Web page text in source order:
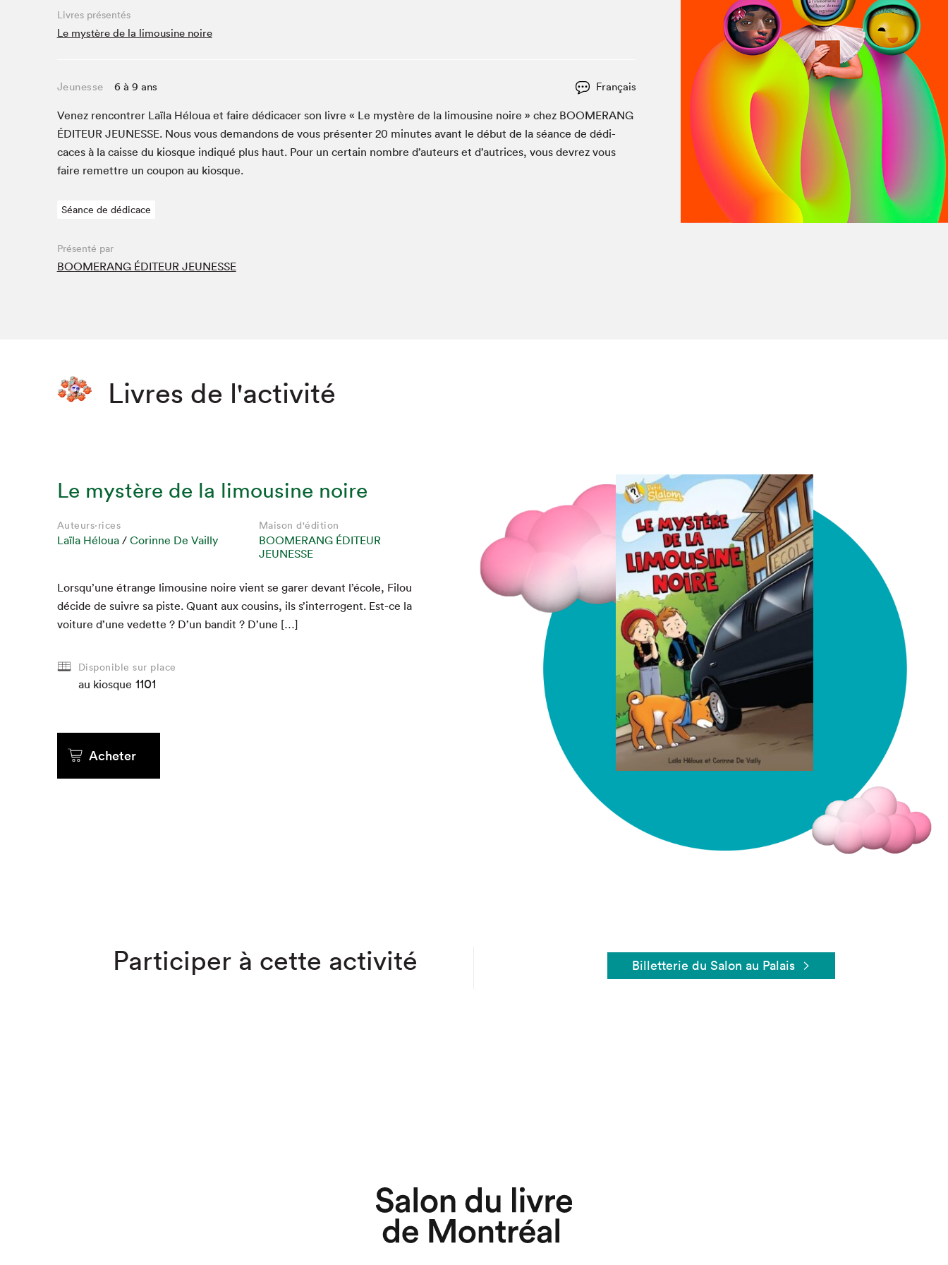
Café La Presse
Espace Côte-des-Neiges
La lecture en cadeau
Le grand jeu de lecture à voix haute du Salon du livre
de Montréal
Le Salon dans ta classe
Lettres québécoises au Salon
Liseur Public
Louisiane enracinée et branchée
Matinées scolaires Hydro-Québec
Mur des illustrateur·rice·s
À propos du Salon
Liste des exposant·e·s
Liste des auteur·rice·s
Livres présentés
Le mystère de la limousine noire
Jeunesse 6 à 9 ans Français
Venez ren­con­tr­er Laïla Héloua et faire dédi­cac­er son livre « Le mys­tère de la lim­ou­sine noire » chez BOOMERANG
ÉDI­TEUR JEUNESSE. Nous vous deman­dons de vous présen­ter 20 min­utes avant le début de la séance de dédi­
caces à la caisse du kiosque indiqué plus haut. Pour un cer­tain nom­bre d’auteurs et d’autrices, vous devrez vous
faire remet­tre un coupon au kiosque.
Séance de dédicace
Présenté par
BOOMERANG ÉDITEUR JEUNESSE
Livres de l'activité
Le mystère de la limousine noire
Auteurs·rices
Laïla Héloua/ Corinne De Vailly
Maison d'édition
BOOMERANG ÉDITEUR
JEUNESSE
Lorsqu’une étrange lim­ou­sine noire vient se gar­er devant l’é­cole, Filou
décide de suiv­re sa piste. Quant aux cousins, ils s’in­ter­ro­gent. Est-ce la
voiture d’une vedette ? D’un ban­dit ? D’une […]
Disponible sur place
au kiosque 1101
Acheter
Participer à cette activité Billetterie du Salon au Palais